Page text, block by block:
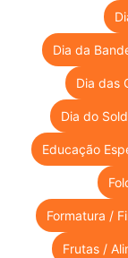
Dia da
Dia das
Dia do
Educação
Formatura /
Frutas /